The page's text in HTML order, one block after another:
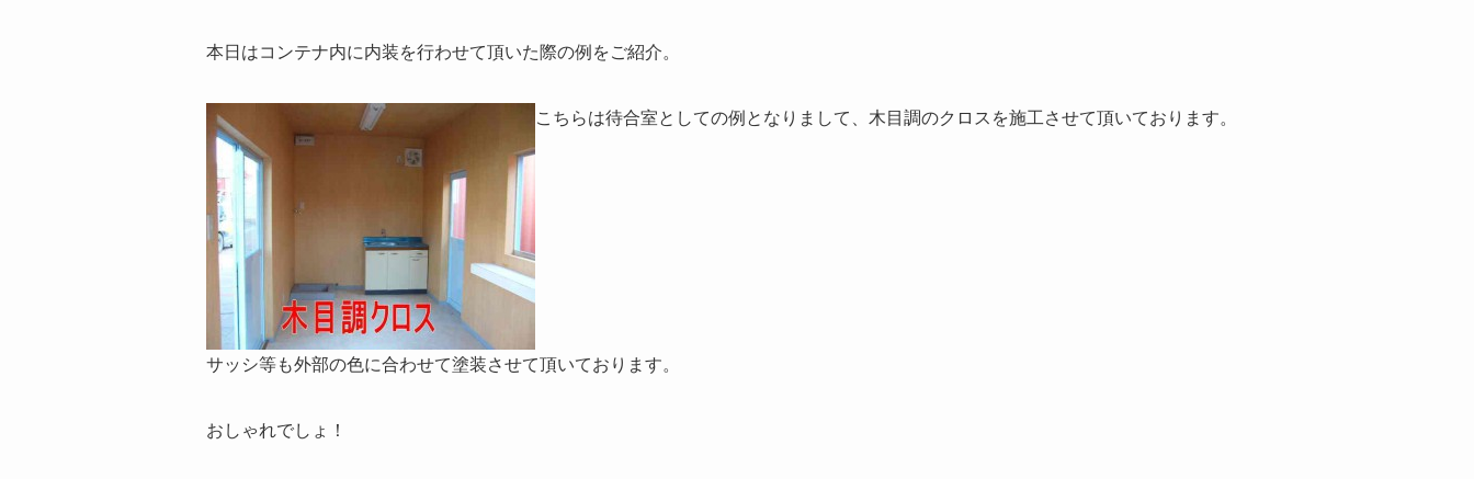
本日はコンテナ内に内装を行わせて頂いた際の例をご紹介。
こちらは待合室としての例となりまして、木目調のクロスを施工させて頂いております。
サッシ等も外部の色に合わせて塗装させて頂いております。
おしゃれでしょ！